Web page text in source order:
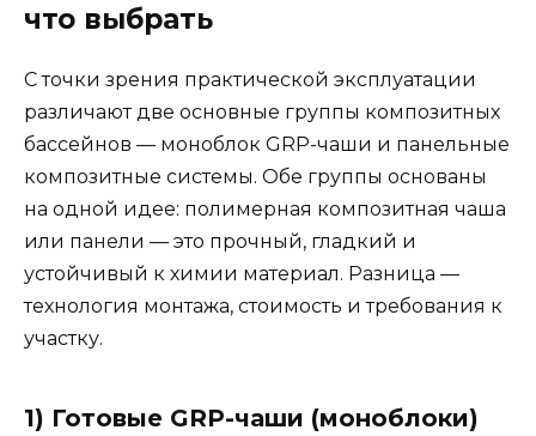
что выбрать
С точки зрения практической эксплуатации
различают две основные группы композитных
бассейнов — моноблок GRP-чаши и панельные
композитные системы. Обе группы основаны
на одной идее: полимерная композитная чаша
или панели — это прочный, гладкий и
устойчивый к химии материал. Разница —
технология монтажа, стоимость и требования к
участку.
1) Готовые GRP-чаши (моноблоки)